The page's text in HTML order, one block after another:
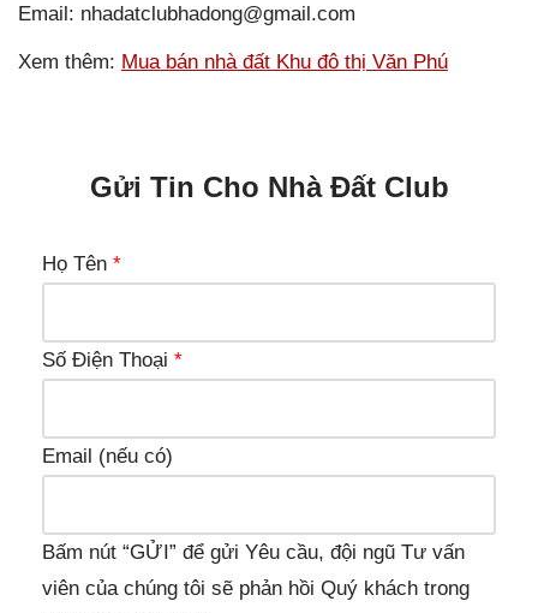
Email: nhadatclubhadong@gmail.com
Xem thêm: Mua bán nhà đất Khu đô thị Văn Phú
Gửi Tin Cho Nhà Đất Club
Họ Tên *
Số Điện Thoại *
Email (nếu có)
Bấm nút “GỬI” để gửi Yêu cầu, đội ngũ Tư vấn
viên của chúng tôi sẽ phản hồi Quý khách trong